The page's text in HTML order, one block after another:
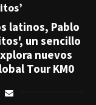
latinos, Pablo
un sencillo
nuevos
Tour KM0